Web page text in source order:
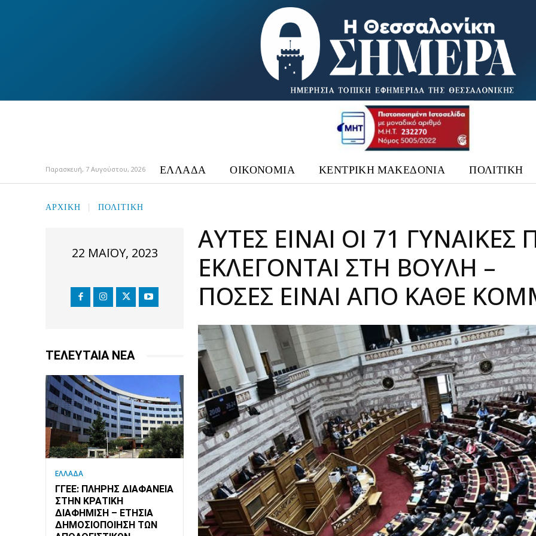
Παρασκευή, 7 Αυγούστου, 2026 ΕΛΛΑΔΑ ΟΙΚΟΝΟΜΙΑ ΚΕΝΤΡΙΚΗ ΜΑΚΕΔΟΝΙΑ ΠΟΛΙΤΙΚΗ
ΑΡΧΙΚΉ ΠΟΛΙΤΙΚΗ
22 ΜΑΪ́ΟΥ, 2023
ΤΕΛΕΥΤΑΙΑ ΝΕΑ
ΕΛΛΑΔΑ
ΓΓΕΕ: ΠΛΉΡΗΣ ΔΙΑΦΆΝΕΙΑ
ΣΤΗΝ ΚΡΑΤΙΚΉ
ΔΙΑΦΉΜΙΣΗ – EΤΉΣΙΑ
ΔΗΜΟΣΙΟΠΟΊΗΣΗ ΤΩΝ
ΑΥΤΈΣ ΕΊΝΑΙ ΟΙ 71 ΓΥΝΑΊΚΕΣ
ΕΚΛΈΓΟΝΤΑΙ ΣΤΗ ΒΟΥΛΉ –
ΠΌΣΕΣ ΕΊΝΑΙ ΑΠΌ ΚΆΘΕ